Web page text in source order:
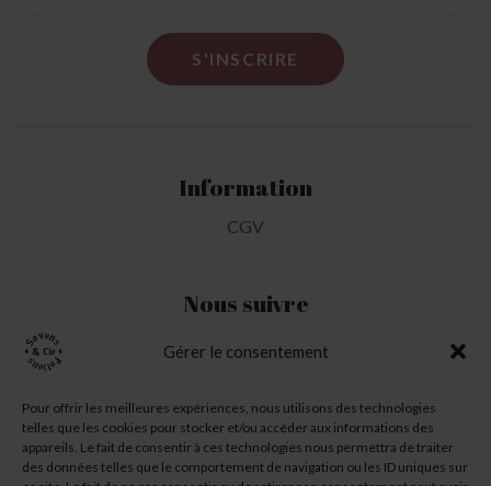
Gérer le consentement
Pour offrir les meilleures expériences, nous utilisons des technologies
telles que les cookies pour stocker et/ou accéder aux informations des
appareils. Le fait de consentir à ces technologies nous permettra de traiter
des données telles que le comportement de navigation ou les ID uniques sur
Information
CGV
Nous suivre
Mon Compte
Ma liste d'envie
Mon panier